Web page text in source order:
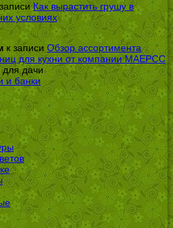
Как вырастить грушу в
условиях
к записи Обзор ассортимента
для кухни от компании МАЕРСС
дачи
и банки